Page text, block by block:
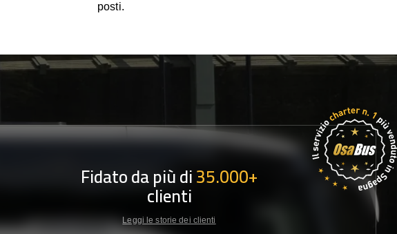
posti.
Fidato da più di35.000+
clienti
Leggi le storie dei clienti